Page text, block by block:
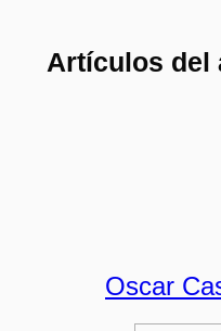
Artículos del
Oscar